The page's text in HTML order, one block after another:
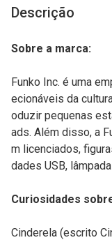
Descrição
Sobre a marca:
Funko Inc. é uma
ecionáveis da
oduzir pequenas
ads. Além disso, a
m licenciados,
dades USB,
Curiosidades
Cinderela (escrito